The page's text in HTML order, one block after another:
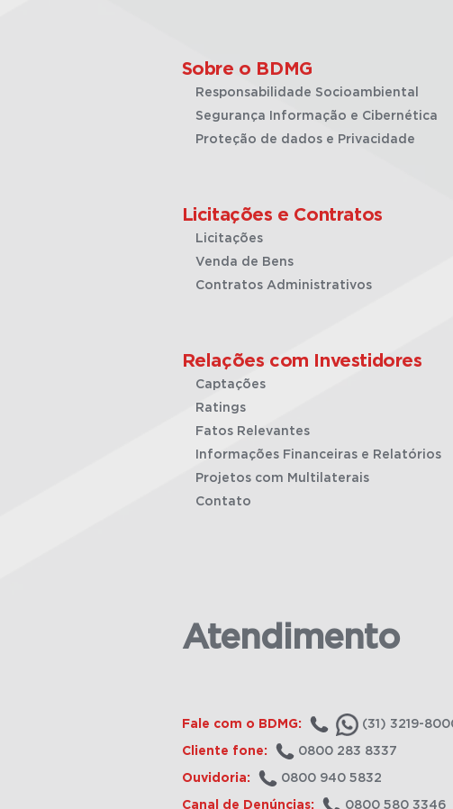
Sobre o BDMG
Responsabilidade Socioambiental
Segurança Informação e Cibernética
Proteção de dados e Privacidade
Licitações e Contratos
Licitações
Venda de Bens
Contratos Administrativos
Relações com Investidores
Captações
Ratings
Fatos Relevantes
Informações Financeiras e Relatórios
Projetos com Multilaterais
Contato
Atendimento
Fale com o BDMG: (31) 3219-
Cliente fone: 0800 283 8337
Ouvidoria: 0800 940 5832
Canal de Denúncias: 0800 580 3346